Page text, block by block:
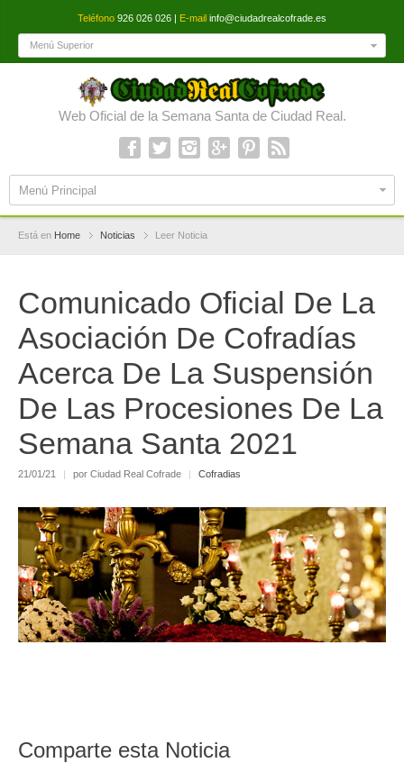
Teléfono 926 026 026 | E-mail info@ciudadrealcofrade.es
Menú Superior
Web Oficial de la Semana Santa de Ciudad Real.
Menú Principal
Está en Home Noticias Leer Noticia
Comunicado Oficial De La
Asociación De Cofradías
Acerca De La Suspensión
De Las Procesiones De La
Semana Santa 2021
21/01/21 | por Ciudad Real Cofrade | Cofradias
Comparte esta Noticia